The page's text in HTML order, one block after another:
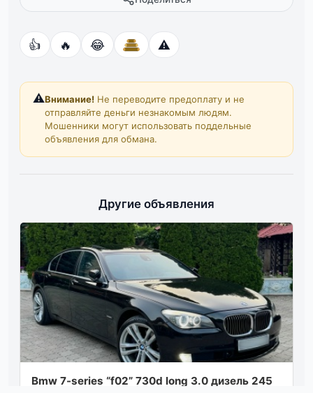
👍 🔥 😂 ⚠️
⚠️Внимание! Не переводите предоплату и не
отправляйте деньги незнакомым людям.
Мошенники могут использовать поддельные
объявления для обмана.
Другие объявления
Bmw 7-series “f02” 730d long 3.0 дизель 245